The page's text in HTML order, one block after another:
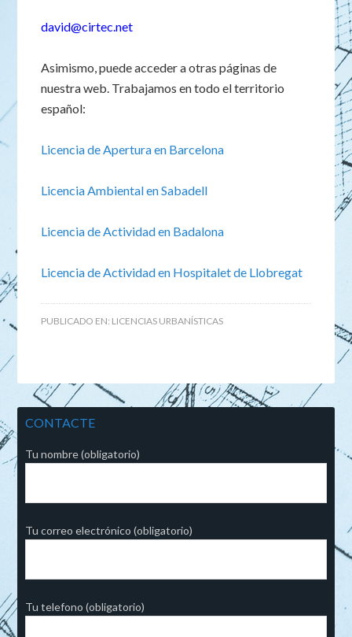
david@cirtec.net
Asimismo, puede acceder a otras páginas de
nuestra web. Trabajamos en todo el territorio
español:
Licencia de Apertura en Barcelona
Licencia Ambiental en Sabadell
Licencia de Actividad en Badalona
Licencia de Actividad en Hospitalet de Llobregat
PUBLICADO EN: LICENCIAS URBANÍSTICAS
CONTACTE
Tu nombre (obligatorio)
Tu correo electrónico (obligatorio)
Tu telefono (obligatorio)